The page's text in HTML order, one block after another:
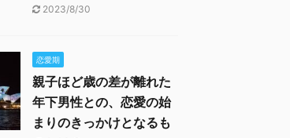
2023/8/30
恋愛期
親子ほど歳の差が離れた
年下男性との、恋愛の始
まりのきっかけとなるも